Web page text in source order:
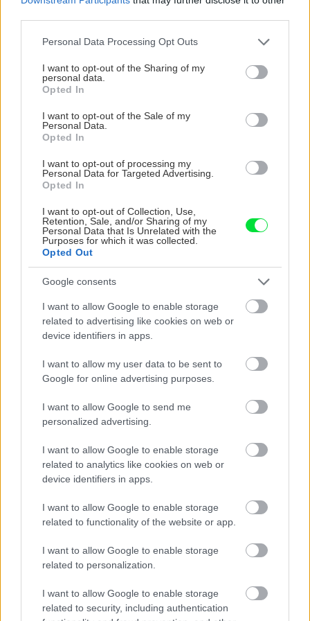
Please note that this website/app uses one or more Google
not limited to your visit or usage behaviour. You may click to
grant or deny consent to Google and its third-party tags to
use your data for below specified purposes in below Google
consent section.
Personal Data Processing Opt Outs
I want to opt-out of the Sharing of my
personal data.
Opted In
I want to opt-out of the Sale of my
Personal Data.
Opted In
I want to opt-out of processing my
Personal Data for Targeted Advertising.
Opted In
I want to opt-out of Collection, Use,
Retention, Sale, and/or Sharing of my
Personal Data that Is Unrelated with the
Purposes for which it was collected.
Opted Out
Google consents
I want to allow Google to enable storage
related to advertising like cookies on web or
device identifiers in apps.
I want to allow my user data to be sent to
Google for online advertising purposes.
I want to allow Google to send me
personalized advertising.
I want to allow Google to enable storage
related to analytics like cookies on web or
device identifiers in apps.
I want to allow Google to enable storage
related to functionality of the website or app.
I want to allow Google to enable storage
related to personalization.
I want to allow Google to enable storage
related to security, including authentication
2. Kondenzácia na starých oknách
jednovrstvové zasklenie horor. Neexistuje
žiadny recept na zaparenú okennú tabuľu. Ak
bývate v starom (pamiatkovo chránenom)
dome so špaletovými oknami môžete do
mačacou podstielkou, ktorá bude prebytočnú
vlhkosť absorbovať. Takýto vlastnoručne
vyrobený odvlhčovač zaberá totiž menej
miesta ako komerčne dostupné modely.
3. Vetrajte s rozumom
pravidelné vypúšťanie vlhkého vzduchu z
odchodom z bytu a pred spaním). Krížové
vetranie je na to ideálne riešenie.
4. Vykurovanie proti roseniu okien
Pre zdravý spánok by mala byť izbová teplota v
spálni nižšia ako v ostatných obytných
miestnostiach. Nebezpečenstvo z hľadiska
rizika vzniku plesní však predstavuje
chladnejší, tým ťažšie absorbuje vlhkosť a tým